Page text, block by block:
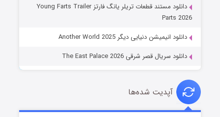
دانلود مستند قطعات تریلر یانگ فارتز Young Farts Trailer
Parts 2026
دانلود انیمیشن دنیایی دیگر Another World 2025
دانلود سریال قصر شرقی The East Palace 2026
آپدیت شده‌ها